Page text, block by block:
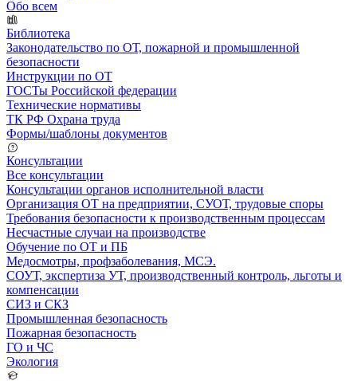
Обо всем
Библиотека
Законодательство по ОТ, пожарной и промышленной
безопасности
Инструкции по ОТ
ГОСТы Российской федерации
Технические нормативы
ТК РФ Охрана труда
Формы/шаблоны документов
Консультации
Все консультации
Консультации органов исполнительной власти
Организация ОТ на предприятии, СУОТ, трудовые споры
Требования безопасности к производственным процессам
Несчастные случаи на производстве
Обучение по ОТ и ПБ
Медосмотры, профзаболевания, МСЭ.
СОУТ, экспертиза УТ, производственный контроль, льготы и
компенсации
СИЗ и СКЗ
Промышленная безопасность
Пожарная безопасность
ГО и ЧС
Экология